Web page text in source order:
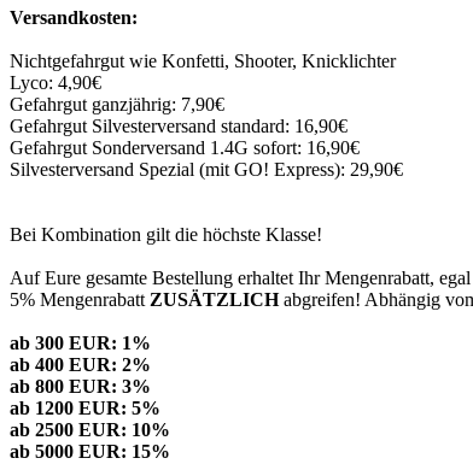
Versandkosten:
Nichtgefahrgut wie Konfetti, Shooter, Knicklichter
Lyco: 4,90€
Gefahrgut ganzjährig: 7,90€
Gefahrgut Silvesterversand standard: 16,90€
Gefahrgut Sonderversand 1.4G sofort: 16,90€
Silvesterversand Spezial (mit GO! Express): 29,90€
Bei Kombination gilt die höchste Klasse!
Auf Eure gesamte Bestellung erhaltet Ihr Mengenrabatt,
5% Mengenrabatt ZUSÄTZLICHabgreifen! Abhängig
ab 300 EUR: 1%
ab 400 EUR: 2%
ab 800 EUR: 3%
ab 1200 EUR: 5%
ab 2500 EUR: 10%
ab 5000 EUR: 15%